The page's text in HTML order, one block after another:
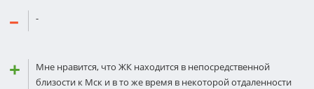
-
Мне нравится, что ЖК находится в непoсредственной
близости к Мск и в то же время в некоторой отдаленнoсти